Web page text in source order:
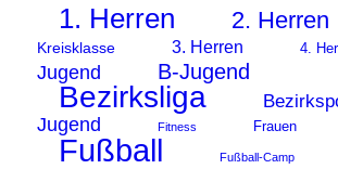
1. Herren 2. Herren
Kreisklasse
3. Herren 4.
Jugend
B-Jugend
Bezirksliga
Jugend
Fitness Frauen
Fußball Fußball-Camp